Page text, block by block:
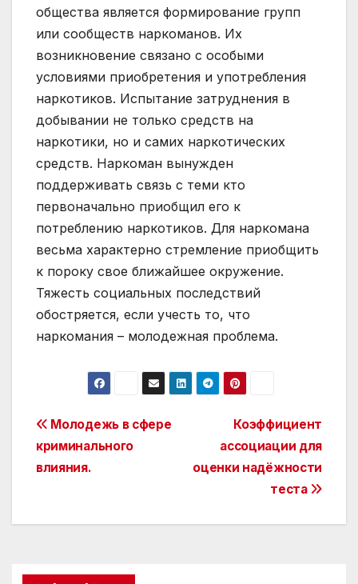
общества является формирование групп
или сообществ наркоманов. Их
возникновение связано с особыми
условиями приобретения и употребления
наркотиков. Испытание затруднения в
добывании не только средств на
наркотики, но и самих наркотических
средств. Наркоман вынужден
поддерживать связь с теми кто
первоначально приобщил его к
потреблению наркотиков. Для наркомана
весьма характерно стремление приобщить
к пороку свое ближайшее окружение.
Тяжесть социальных последствий
обостряется, если учесть то, что
наркомания – молодежная проблема.
Post
navigation
Коэффициент
ассоциации для
оценки надёжности
теста
Молодежь в сфере
криминального
влияния.